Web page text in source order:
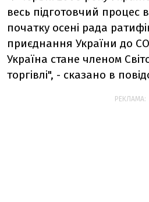
весь підготовчий процес
початку осені рада
приєднання України до
Україна стане членом
торгівлі", - сказано в
РЕКЛАМА: